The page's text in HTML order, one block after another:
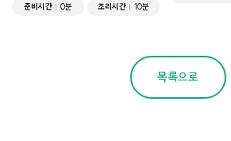
준비시간 0분 조리시간 10분
목록으로